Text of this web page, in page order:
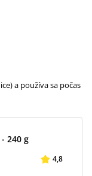
240 g
4,8
a používa sa počas